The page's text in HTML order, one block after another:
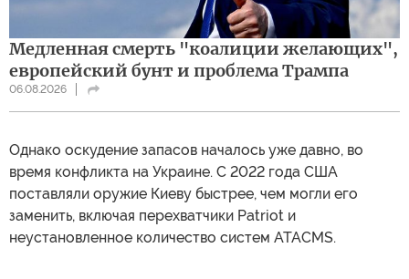
Медленная смерть "коалиции желающих",
европейский бунт и проблема Трампа
06.08.2026
Однако оскудение запасов началось уже давно, во
время конфликта на Украине. С 2022 года США
поставляли оружие Киеву быстрее, чем могли его
заменить, включая перехватчики Patriot и
неустановленное количество систем ATACMS.